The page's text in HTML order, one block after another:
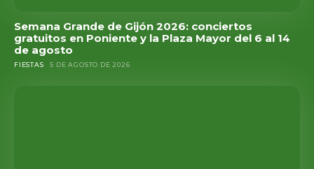
Semana Grande de Gijón 2026: conciertos
gratuitos en Poniente y la Plaza Mayor del 6 al 14
de agosto
FIESTAS 5 DE AGOSTO DE 2026